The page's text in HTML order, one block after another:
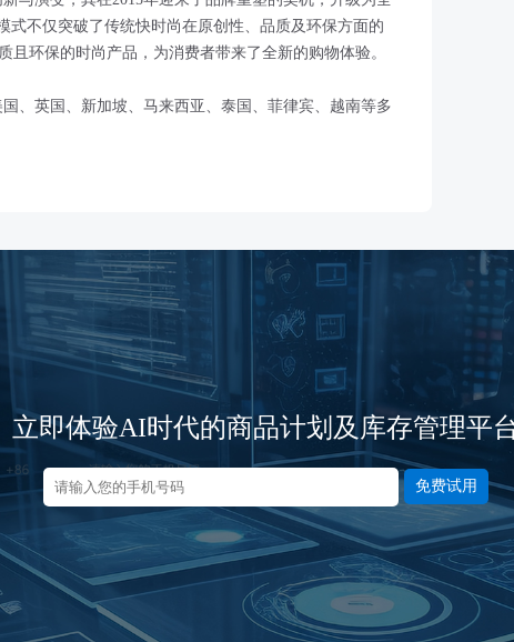
式不仅突破了传统快时尚在原创性、品质及环保方面的
且环保的时尚产品，为消费者带来了全新的购物体验。
、英国、新加坡、马来西亚、泰国、菲律宾、越南等多
立即体验AI时代的商品计划及库存管理平
免费试用